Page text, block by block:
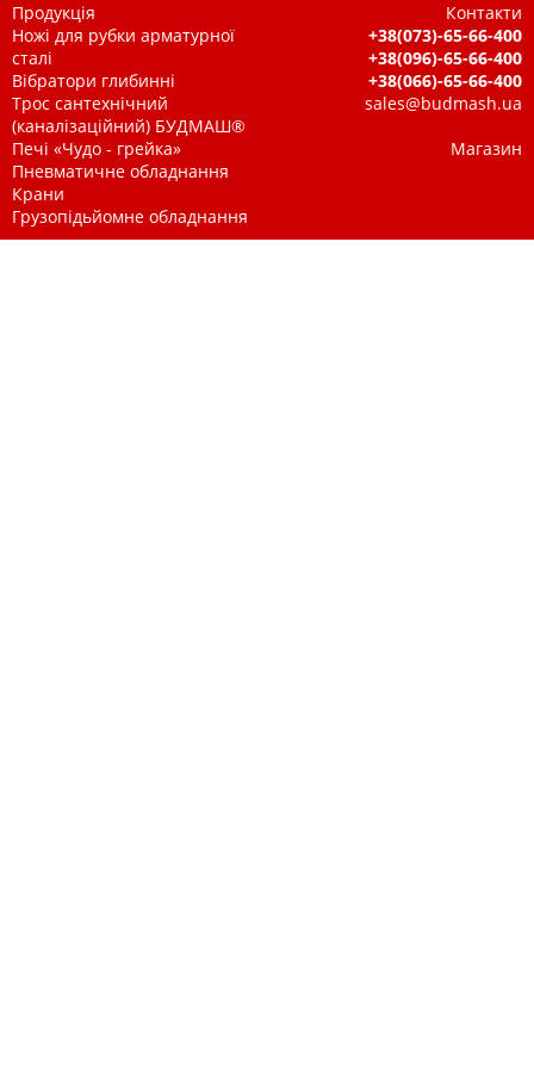
Продукція
Ножі для рубки арматурної
сталі
Вібратори глибинні
Трос сантехнічний
(каналізаційний) БУДМАШ®
Печі «Чудо - грейка»
Пневматичне обладнання
Крани
Грузопідьйомне обладнання
Контакти
+38(073)-65-66-400
+38(096)-65-66-400
+38(066)-65-66-400
sales@budmash.ua
Магазин